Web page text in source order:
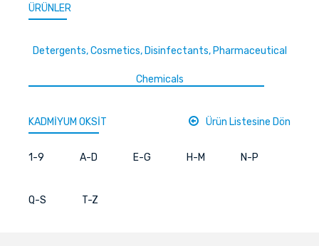
ÜRÜNLER
Detergents, Cosmetics, Disinfectants, Pharmaceutical
Chemicals
KADMİYUM OKSİT Ürün Listesine Dön
1-9 A-D E-G H-M N-P
Q-S T-Z